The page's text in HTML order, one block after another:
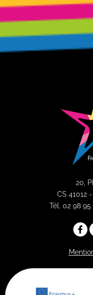
20,
CS 41012
Tél. 02 98